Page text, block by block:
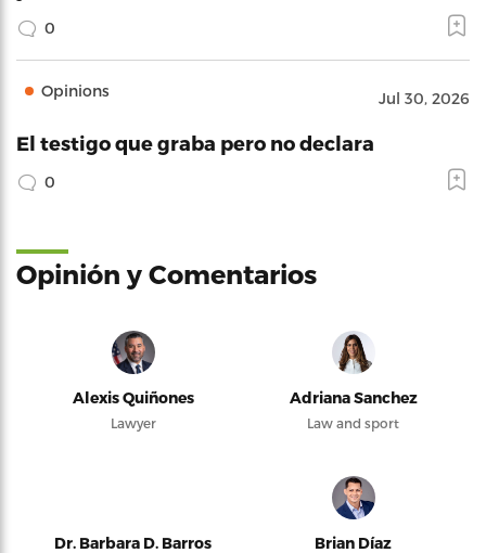
0
Opinions Jul 30, 2026
El testigo que graba pero no declara
0
Opinión y Comentarios
Alexis Quiñones
Lawyer
Adriana Sanchez
Law and sport
Dr. Barbara D. Barros Brian Díaz